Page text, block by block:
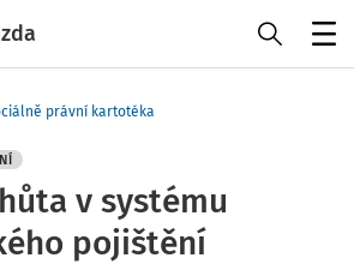
právní kartotéka
v systému
pojištění